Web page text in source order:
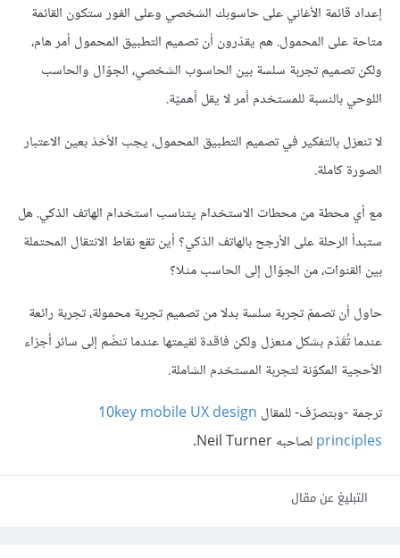
إعداد قائمة الأغاني على حاسوبك الشخصي وعلى الفور ستكون القائمة
متاحة على المحمول. هم يقدّرون أن تصميم التطبيق المحمول أمر هام،
ولكن تصميم تجربة سلسة بين الحاسوب الشخصي، الجوّال والحاسب
اللوحي بالنسبة للمستخدم أمر لا يقل أهميّة.
لا تنعزل بالتفكير في تصميم التطبيق المحمول، يجب الأخذ بعين الاعتبار
الصورة كاملة.
مع أي محطة من محطات الاستخدام يتناسب استخدام الهاتف الذكي. هل
ستبدأ الرحلة على الأرجح بالهاتف الذكي؟ أين تقع نقاط الانتقال المحتملة
بين القنوات، من الجوّال إلى الحاسب مثلا؟
حاول أن تصممّ تجربة سلسة بدلا من تصميم تجربة محمولة، تجربة رائعة
عندما تُقَدّم بشكل منعزل ولكن فاقدة لقيمتها عندما تنضّم إلى سائر أجزاء
الأحجية المكوّنة لتجربة المستخدم الشاملة.
ترجمة -وبتصرّف- للمقال 10key mobile UX design
principlesلصاحبه Neil Turner.
التبليغ عن مقال